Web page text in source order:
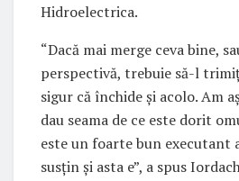
Hidroelectrica.
“Dacă mai merge ceva bine,
perspectivă, trebuie să-l
sigur că închide și acolo. Am
dau seama de ce este dorit
este un foarte bun executant
susțin și asta e”, a spus